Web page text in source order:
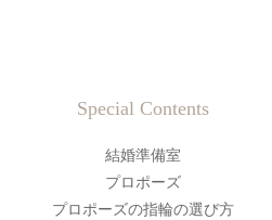
Special Contents
結婚準備室
プロポーズ
プロポーズの指輪の選び方